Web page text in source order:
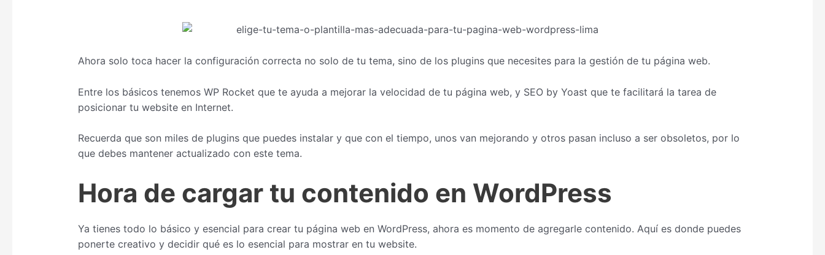
Ahora solo toca hacer la configuración correcta no solo de tu tema, sino de los plugins que necesites para la gestión de tu página web.
Entre los básicos tenemos WP Rocket que te ayuda a mejorar la velocidad de tu página web, y SEO by Yoast que te facilitará la tarea de
posicionar tu website en Internet.
Recuerda que son miles de plugins que puedes instalar y que con el tiempo, unos van mejorando y otros pasan incluso a ser obsoletos, por lo
que debes mantener actualizado con este tema.
Hora de cargar tu contenido en WordPress
Ya tienes todo lo básico y esencial para crear tu página web en WordPress, ahora es momento de agregarle contenido. Aquí es donde puedes
ponerte creativo y decidir qué es lo esencial para mostrar en tu website.